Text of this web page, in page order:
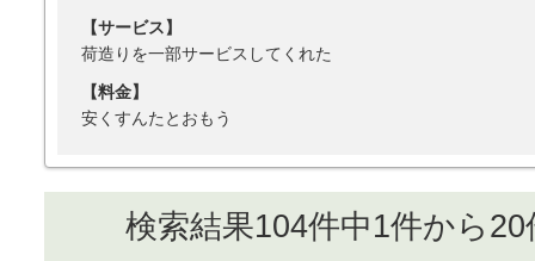
【サービス】
荷造りを一部サービスしてくれた
【料金】
安くすんたとおもう
検索結果104件中1件から